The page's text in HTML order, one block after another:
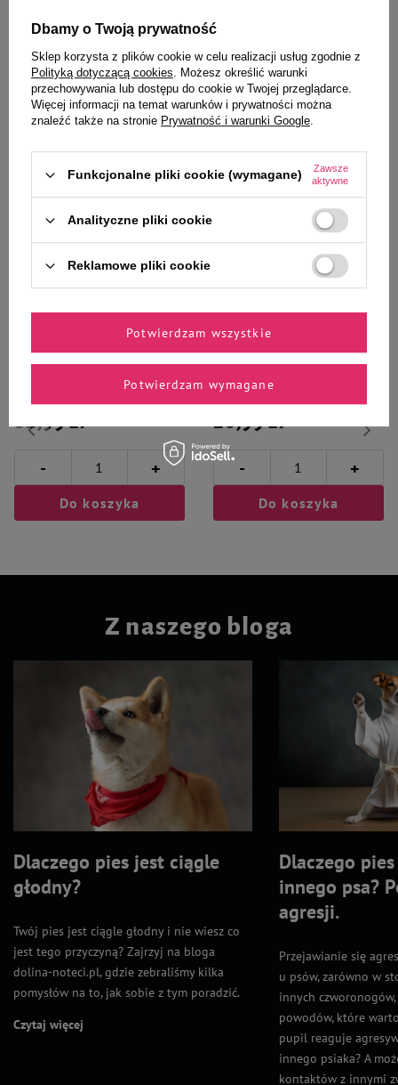
9,99 zł 1,43 zł / szt.
- +
Do koszyka
10,99 zł
-
Do koszyka
Zaufane i polecane przez
naszych ekspertów
82,99 zł
- +
Do koszyka
60 cm
26,99 zł
- +
Do koszyka
Z naszego bloga
Dlaczego pies jest ciągle
głodny?
Twój pies jest ciągle głodny i nie wiesz co
jest tego przyczyną? Zajrzyj na bloga
dolina-noteci.pl, gdzie zebraliśmy kilka
pomysłów na to, jak sobie z tym poradzić.
Czytaj więcej
Dlaczego
innego psa?
agresji.
Przejawianie się
u psów, zarówno w
innych
powodów, które
pupil reaguje
innego psiaka? A
kontaktów z innymi
Dbamy o Twoją prywatność
Sklep korzysta z plików cookie w celu realizacji usług zgodnie z
Polityką dotyczącą cookies. Możesz określić warunki
przechowywania lub dostępu do cookie w Twojej przeglądarce.
Więcej informacji na temat warunków i prywatności można
znaleźć także na stronie Prywatność i warunki Google.
Funkcjonalne pliki cookie (wymagane)
Zawsze
aktywne
Analityczne pliki cookie
Reklamowe pliki cookie
Potwierdzam wymagane
Potwierdzam wszystkie